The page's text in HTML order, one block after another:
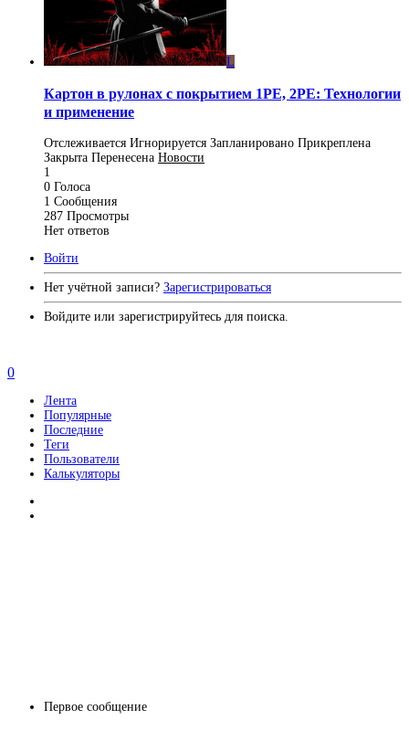
L
Картон в рулонах с покрытием 1РЕ, 2РЕ: Технологии
и применение
Отслеживается Игнорируется Запланировано Прикреплена
Закрыта Перенесена Новости
1
0 Голоса
1 Сообщения
287 Просмотры
Нет ответов
Войти
Нет учётной записи? Зарегистрироваться
Войдите или зарегистрируйтесь для поиска.
Первое сообщение
0
Лента
Популярные
Последние
Теги
Пользователи
Калькуляторы